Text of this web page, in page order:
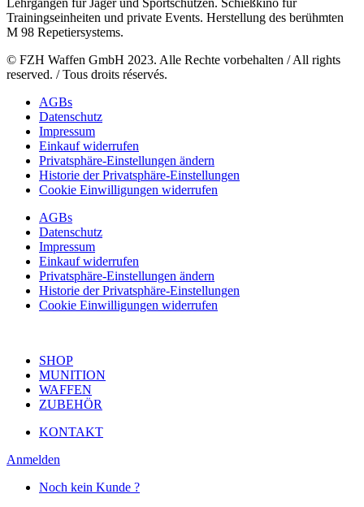
Lehrgängen für Jäger und Sportschützen. Schießkino für
Trainingseinheiten und private Events. Herstellung des berühmten
M 98 Repetiersystems.
© FZH Waffen GmbH 2023. Alle Rechte vorbehalten / All rights
reserved. / Tous droits réservés.
AGBs
Datenschutz
Impressum
Einkauf widerrufen
Privatsphäre-Einstellungen ändern
Historie der Privatsphäre-Einstellungen
Cookie Einwilligungen widerrufen
AGBs
Datenschutz
Impressum
Einkauf widerrufen
Privatsphäre-Einstellungen ändern
Historie der Privatsphäre-Einstellungen
Cookie Einwilligungen widerrufen
SHOP
MUNITION
WAFFEN
ZUBEHÖR
KONTAKT
Anmelden
Noch kein Kunde ?